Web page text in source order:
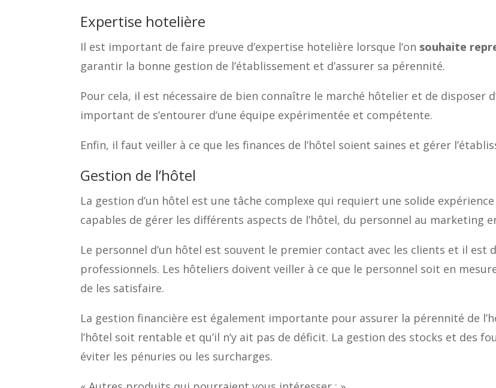
Expertise hotelière
Il est important de faire preuve d’expertise hotelière lorsque l’on souhaite
garantir la bonne gestion de l’établissement et d’assurer sa pérennité.
Pour cela, il est nécessaire de bien connaître le marché hôtelier et de disposer
important de s’entourer d’une équipe expérimentée et compétente.
Enfin, il faut veiller à ce que les finances de l’hôtel soient saines et gérer
Gestion de l’hôtel
La gestion d’un hôtel est une tâche complexe qui requiert une solide
capables de gérer les différents aspects de l’hôtel, du personnel au marketing
Le personnel d’un hôtel est souvent le premier contact avec les clients et il est
professionnels. Les hôteliers doivent veiller à ce que le personnel soit en
de les satisfaire.
La gestion financière est également importante pour assurer la pérennité de
l’hôtel soit rentable et qu’il n’y ait pas de déficit. La gestion des stocks et des
éviter les pénuries ou les surcharges.